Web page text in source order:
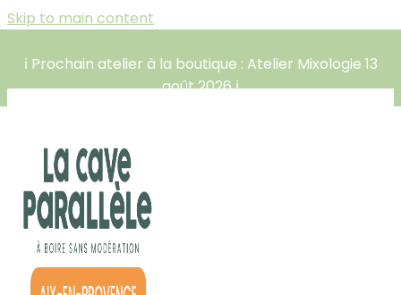
Skip to main content
ℹ️ Prochain atelier à la boutique : Atelier Mixologie 13
août 2026 ℹ️